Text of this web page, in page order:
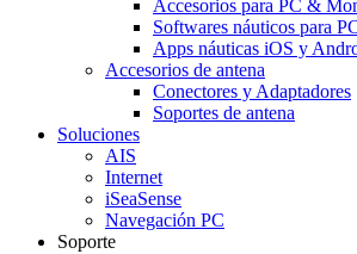
Accesorios para PC &
Softwares náuticos para
Apps náuticas iOS y
Accesorios de antena
Conectores y Adaptadores
Soportes de antena
Soluciones
AIS
Internet
iSeaSense
Navegación PC
Soporte